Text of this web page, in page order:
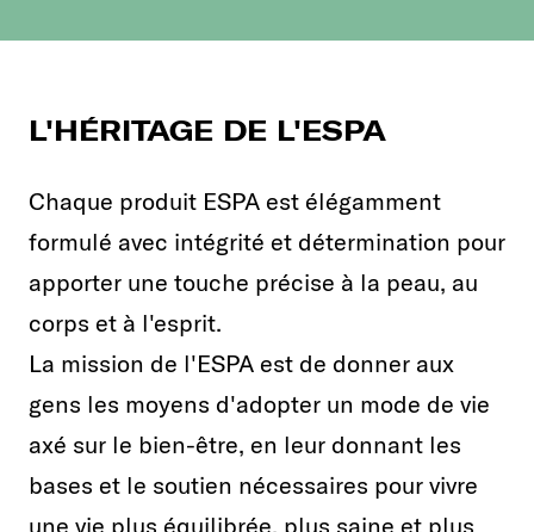
L'HÉRITAGE DE L'ESPA
Chaque produit ESPA est élégamment
formulé avec intégrité et détermination pour
apporter une touche précise à la peau, au
corps et à l'esprit.
La mission de l'ESPA est de donner aux
gens les moyens d'adopter un mode de vie
axé sur le bien-être, en leur donnant les
bases et le soutien nécessaires pour vivre
une vie plus équilibrée, plus saine et plus